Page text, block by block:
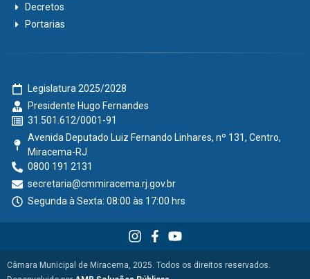
Decretos
Portarias
Legislatura 2025/2028
Presidente Hugo Fernandes
31.501.612/0001-91
Avenida Deputado Luiz Fernando Linhares, nº 131, Centro,
Miracema-RJ
0800 191 2131
secretaria@cmmiracema.rj.gov.br
Segunda à Sexta: 08:00 às 17:00 hrs
Câmara Municipal de Miracema, 2025. Todos os direitos reservados.